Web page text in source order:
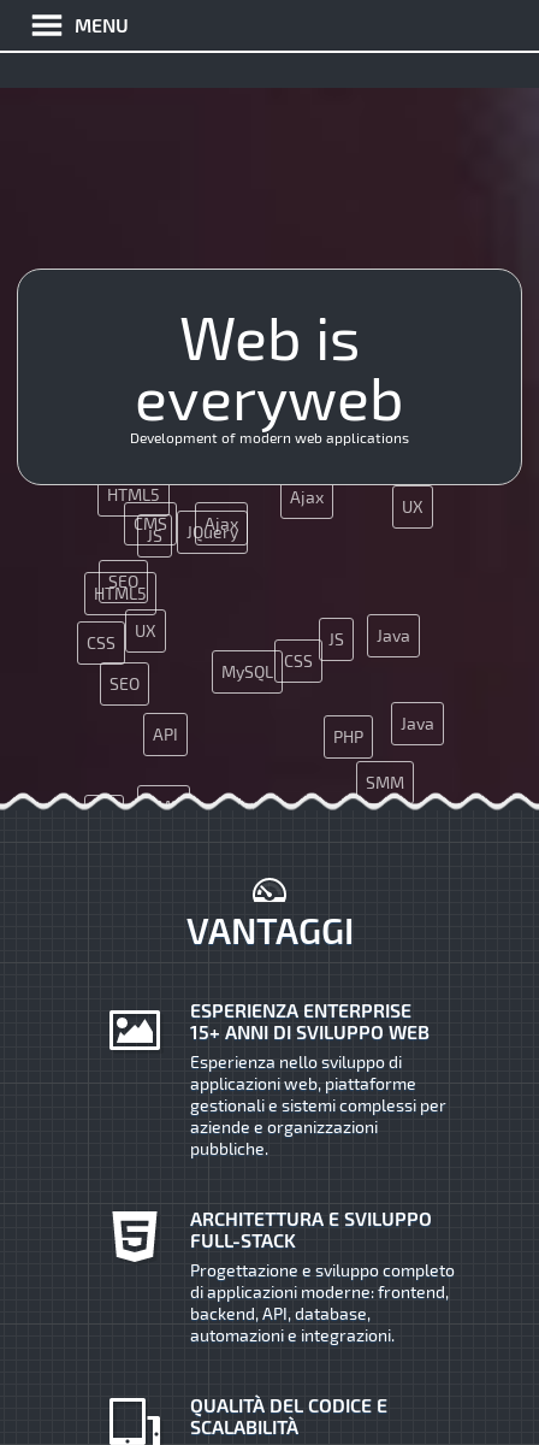
MENU
PHP
HTML5
JS
JQuery
SEO
SMM
Java
UX
API
CMS
CSS
Ajax
App
MySQL
HTML5
JS
JQuery
SEO
Java
UX
CMS
CSS
Ajax
Web is
everyweb
Development of modern web applications
VANTAGGI
ESPERIENZA ENTERPRISE
15+ ANNI DI SVILUPPO WEB
Esperienza nello sviluppo di
applicazioni web, piattaforme
gestionali e sistemi complessi per
aziende e organizzazioni
pubbliche.
ARCHITETTURA E SVILUPPO
FULL-STACK
Progettazione e sviluppo completo
di applicazioni moderne: frontend,
backend, API, database,
automazioni e integrazioni.
QUALITÀ DEL CODICE E
SCALABILITÀ